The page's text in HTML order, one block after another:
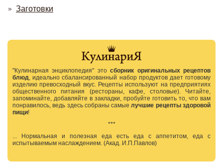
Заготовки
"Кулинарная энциклопедия" этосборник оригинальных рецептов
блюд, идеально сбалансированный набор продуктов дает готовому
изделию превосходный вкус. Рецепты используют на предприятиях
общественного питания (рестораны, кафе, столовые). Читайте,
запоминайте, добавляйте в закладки, пробуйте готовить то, что вам
понравилось, ведь здесь собраны самыелучшие рецепты здоровой
пищи!
***
... Нормальная и полезная еда есть еда с аппетитом, еда с
испытываемым наслаждением. (Акад. И.П.Павлов)